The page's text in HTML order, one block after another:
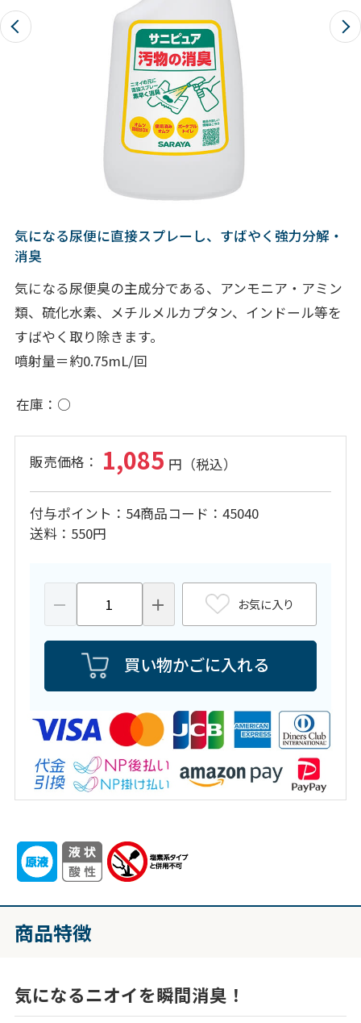
気になる尿便に直接スプレーし、すばやく強力分解・
消臭
気になる尿便臭の主成分である、アンモニア・アミン
類、硫化水素、メチルメルカプタン、インドール等を
すばやく取り除きます。
噴射量＝約0.75mL/回
在庫 ○
1,085
付与ポイント 54商品コード
45040
送料
550円
お気に入り
買い物かごに入れる
商品特徴
気になるニオイを瞬間消臭！